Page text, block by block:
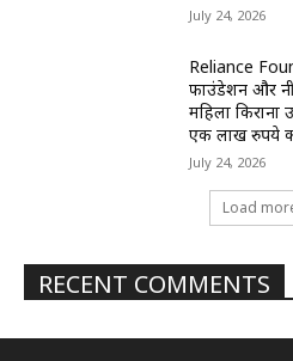
July 24, 2026
Reliance
फाउंडेशन और
महिला किराना
एक लाख रुपये
July 24, 2026
Load
RECENT COMMENTS